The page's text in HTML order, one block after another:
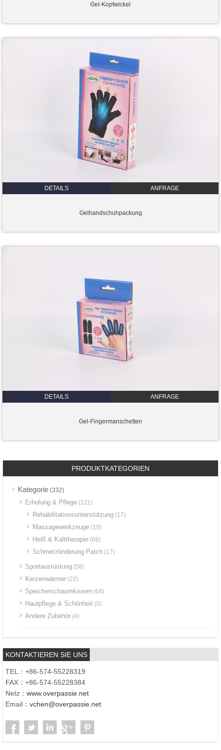
Gel-Kopfwickel
DETAILS ANFRAGE
Gelhandschuhpackung
DETAILS ANFRAGE
Gel-Fingermanschetten
PRODUKTKATEGORIEN
Kategorie (332)
Erholung & Pflege (121)
Rehabilitationsunterstützung (17)
Massagewerkzeuge (19)
Heiß & Kalttherapie (68)
Schmerzlinderung Patch (17)
Sportausrüstung (58)
Kerzenwärmer (22)
Speicherschaumkissen (64)
Hautpflege & Schönheit (0)
Andere Zubehör (4)
KONTAKTIEREN SIE UNS
TEL：+86-574-55228319
FAX：+86-574-55228384
Netz： www.overpassie.net
Email： vchen@overpassie.net